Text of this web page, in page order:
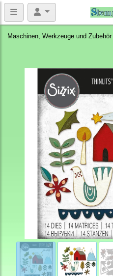
Maschinen, Werkzeuge und Zubehör